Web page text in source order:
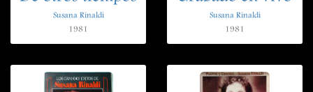
Susana Rinaldi
1981
Susana Rinaldi
1981